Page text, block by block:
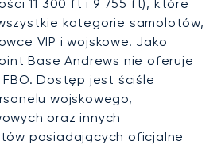
11 300 ft i 9 755 ft), które
kategorie samolotów,
VIP i wojskowe. Jako
Base Andrews nie oferuje
Dostęp jest ściśle
wojskowego,
oraz innych
posiadających oficjalne